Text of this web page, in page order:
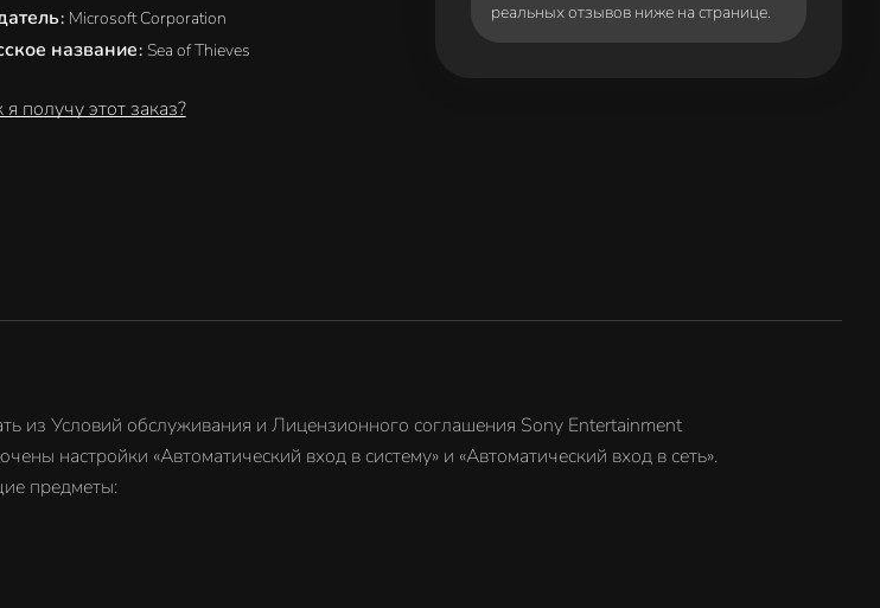
: Microsoft Corporation
название: Sea of Thieves
я получу этот заказ?
реальных отзывов ниже на странице.
из Условий обслуживания и Лицензионного соглашения Sony Entertainment
настройки «Автоматический вход в систему» и «Автоматический вход в сеть».
предметы: